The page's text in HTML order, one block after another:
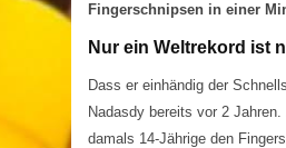
Fingerschnipsen in einer
Nur ein Weltrekord ist
Dass er einhändig der
Nadasdy bereits vor 2
damals 14-Jährige den